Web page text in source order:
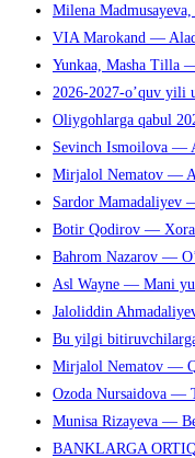
Milena
VIA Marokand —
Yunkaa, Masha Tilla
2026-2027-o’quv yili
Oliygohlarga qabul
Sevinch Ismoilova —
Mirjalol Nematov —
Sardor Mamadaliyev
Botir Qodirov —
Bahrom Nazarov —
Asl Wayne — Mani
Jaloliddin
Bu yilgi
Mirjalol Nematov —
Ozoda Nursaidova —
Munisa Rizayeva —
BANKLARGA